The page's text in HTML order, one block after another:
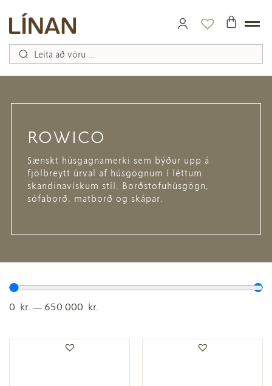
ROWICO
Sænskt húsgagnamerki sem býður upp á
fjölbreytt úrval af húsgögnum í léttum
skandinavískum stíl. Borðstofuhúsgögn,
sófaborð, matborð og skápar.
0 kr. — 650.000 kr.